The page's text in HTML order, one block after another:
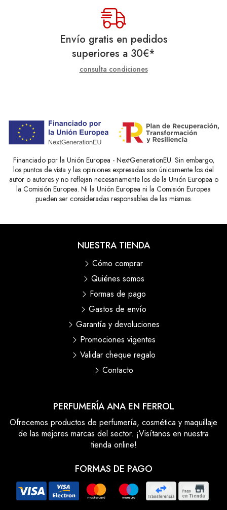
Envío gratis en pedidos
superiores a 30€*
consulta condiciones
Financiado por la Unión Europea - NextGenerationEU. Sin embargo,
los puntos de vista y las opiniones expresadas son únicamente los del
autor o autores y no reflejan necesariamente los de la Unión Europea o
la Comisión Europea. Ni la Unión Europea ni la Comisión Europea
pueden ser consideradas responsables de las mismas.
PERFUMERÍA ANA EN FERROL
Ofrecemos productos de perfumería, cosmética y maquillaje
de las mejores marcas del sector. ¡Visítanos en nuestra
tienda online!
FORMAS DE PAGO
NUESTRA TIENDA
Cómo comprar
Quiénes somos
Formas de pago
Gastos de envío
Garantía y devoluciones
Promociones vigentes
Validar cheque regalo
Contacto